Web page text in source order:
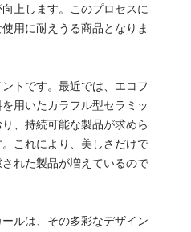
上します。このプロセスに
用に耐えうる商品となりま
トです。最近では、エコフ
用いたカラフル型セラミッ
、持続可能な製品が求めら
これにより、美しさだけで
れた製品が増えているので
ルは、その多彩なデザイン